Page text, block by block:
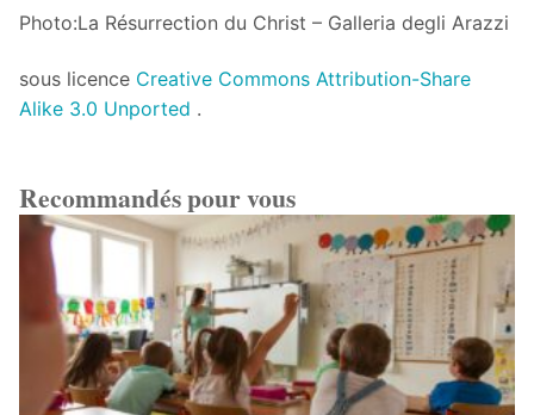
Photo:La Résurrection du Christ – Galleria degli Arazzi
sous licence Creative Commons Attribution-Share
Alike 3.0 Unported .
Recommandés pour vous